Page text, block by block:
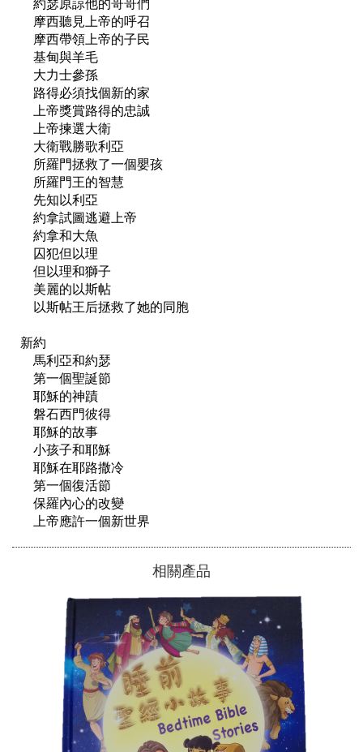
約瑟原諒他的哥哥們
摩西聽見上帝的呼召
摩西帶領上帝的子民
基甸與羊毛
大力士參孫
路得必須找個新的家
上帝獎賞路得的忠誠
上帝揀選大衛
大衛戰勝歌利亞
所羅門拯救了一個嬰孩
所羅門王的智慧
先知以利亞
約拿試圖逃避上帝
約拿和大魚
囚犯但以理
但以理和獅子
美麗的以斯帖
以斯帖王后拯救了她的同胞
新約
馬利亞和約瑟
第一個聖誕節
耶穌的神蹟
磐石西門彼得
耶穌的故事
小孩子和耶穌
耶穌在耶路撒冷
第一個復活節
保羅內心的改變
相關產品